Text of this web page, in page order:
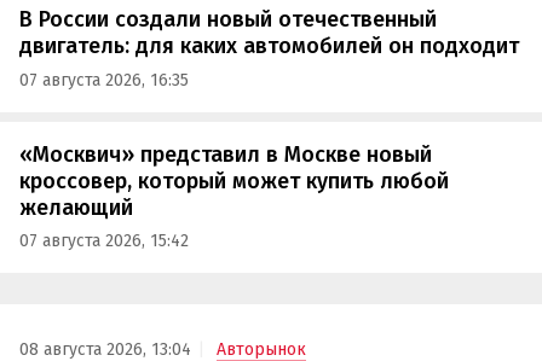
В России создали новый отечественный
двигатель: для каких автомобилей он подходит
07 августа 2026, 16:35
«Москвич» представил в Москве новый
кроссовер, который может купить любой
желающий
07 августа 2026, 15:42
08 августа 2026, 13:04 Авторынок